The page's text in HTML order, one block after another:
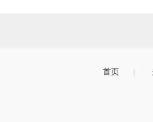
首页 |